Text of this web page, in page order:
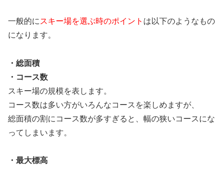
一般的に スキー場を選ぶ時のポイント は以下のようなもの
になります。
・総面積
・コース数
スキー場の規模を表します。
コース数は多い方がいろんなコースを楽しめますが、
総面積の割にコース数が多すぎると、幅の狭いコースにな
ってしまいます。
・最大標高